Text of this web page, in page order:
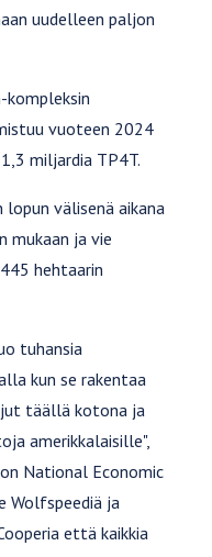
uudelleen paljon
vuoteen 2024
miljardia TP4T.
välisenä aikana
mukaan ja vie
hehtaarin
tuhansia
kun se rakentaa
täällä kotona ja
amerikkalaisille",
National Economic
Wolfspeediä ja
että kaikkia